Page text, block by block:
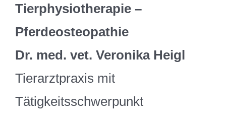
Tierphysiotherapie –
Pferdeosteopathie
Dr. med. vet. Veronika Heigl
Tierarztpraxis mit
Tätigkeitsschwerpunkt